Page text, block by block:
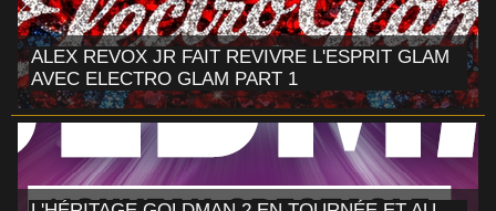
ALEX REVOX JR FAIT REVIVRE L'ESPRIT GLAM
AVEC ELECTRO GLAM PART 1